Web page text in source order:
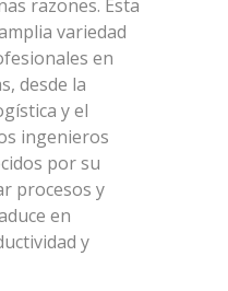
razones. Esta
variedad
en
desde la
y el
ingenieros
por su
procesos y
en
y